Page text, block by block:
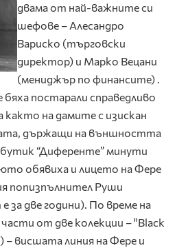
двама от най-важните си
шефове – Алесандро
Вариско (търговски
директор) и Марко Вецани
(мениджър по финансите) .
постарали справедливо
както на дамите с изискан
държащи на външността
“Диференте” минути
обявиха и лицето на Фере
попизпълнител Руши
за две години). По време на
от две колекции – "Black
висшата линия на Фере и